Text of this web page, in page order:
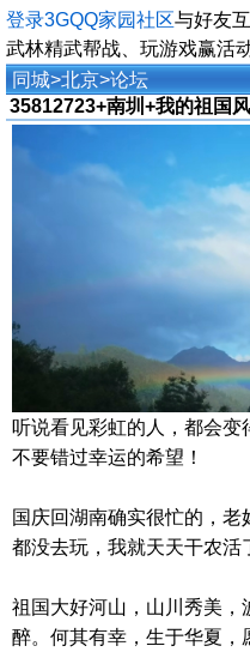
登录3GQQ家园社区与好友
武林精武帮战、玩游戏赢活
同城>北京>论坛
35812723+南圳+我的祖国
听说看见彩虹的人，都会
不要错过幸运的希望！
国庆回湖南确实很忙的，
都没去玩，我就天天干农活
祖国大好河山，山川秀美，
醉。何其有幸，生于华夏，